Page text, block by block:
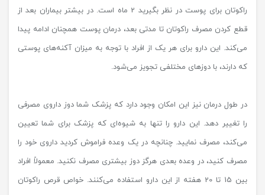
راکوتان برای پوست در نظر بگیرید 2 ماه است. در بیشتر بیماران بعد از
قطع کردن مصرف راکوتان تا مدتی بعد، درمان پوست همچنان ادامه پیدا
می‌کند. این دارو برای هر یک از افراد با توجه ‌به میزان آکنه‌های پوستی
که دارند، با دوزهای مختلفی تجویز می‌شود.
در طول درمان نیز این امکان وجود دارد که پزشک شما دوز داروی مصرفی
را تغییر دهد. این دارو را تنها به شیوه‌ای که پزشک برای شما تعیین
می‌کند، مصرف نمایید. چنانچه در یک وعده فراموش کردید داروی خود را
مصرف کنید، در وعده بعدی هرگز دوز بیشتری مصرف نکنید. معمولاً افراد
بین 15 تا 20 هفته از این دارو استفاده می‌کنند. خواص قرص راکوتان